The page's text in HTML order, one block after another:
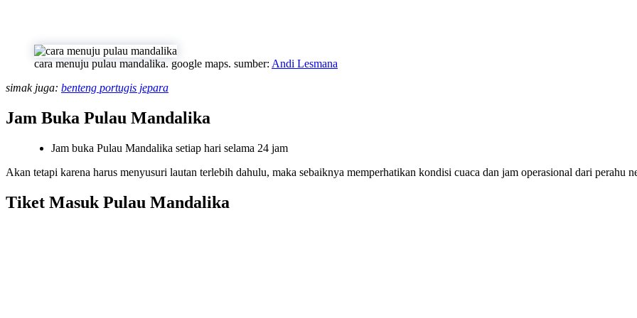
cara menuju pulau mandalika. google maps. sumber: Andi Lesmana
simak juga: benteng portugis jepara
Jam Buka Pulau Mandalika
Jam buka Pulau Mandalika setiap hari selama 24 jam
Akan tetapi karena harus menyusuri lautan terlebih dahulu, maka sebaiknya memperhatikan kondisi cuaca dan jam operasional dari perahu
Tiket Masuk Pulau Mandalika